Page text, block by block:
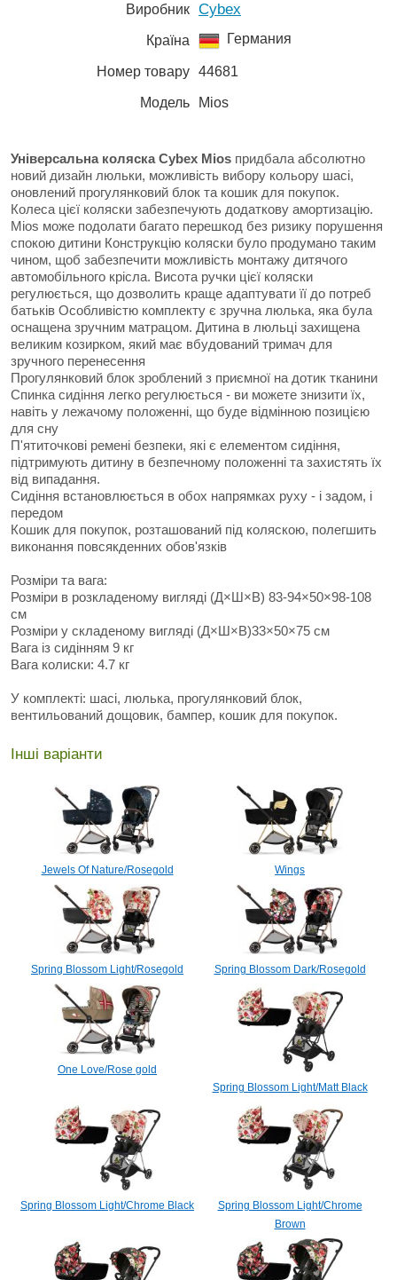
Виробник Cybex
Країна Германия
Номер товару 44681
Модель Mios
Універсальна коляска Cybex Mios придбала абсолютно
новий дизайн люльки, можливість вибору кольору шасі,
оновлений прогулянковий блок та кошик для покупок.
Колеса цієї коляски забезпечують додаткову амортизацію.
Mios може подолати багато перешкод без ризику порушення
спокою дитини Конструкцію коляски було продумано таким
чином, щоб забезпечити можливість монтажу дитячого
автомобільного крісла. Висота ручки цієї коляски
регулюється, що дозволить краще адаптувати її до потреб
батьків Особливістю комплекту є зручна люлька, яка була
оснащена зручним матрацом. Дитина в люльці захищена
великим козирком, який має вбудований тримач для
зручного перенесення
Прогулянковий блок зроблений з приємної на дотик тканини
Спинка сидіння легко регулюється - ви можете знизити їх,
навіть у лежачому положенні, що буде відмінною позицією
для сну
П'ятиточкові ремені безпеки, які є елементом сидіння,
підтримують дитину в безпечному положенні та захистять їх
від випадання.
Сидіння встановлюється в обох напрямках руху - і задом, і
передом
Кошик для покупок, розташований під коляскою, полегшить
виконання повсякденних обов'язків
Розміри та вага:
Розміри в розкладеному вигляді (Д×Ш×В) 83-94×50×98-108
см
Розміри у складеному вигляді (Д×Ш×В)33×50×75 см
Вага із сидінням 9 кг
Вага колиски: 4.7 кг
У комплекті: шасі, люлька, прогулянковий блок,
вентильований дощовик, бампер, кошик для покупок.
Інші варіанти
Jewels Of Nature/Rosegold Wings
Spring Blossom Light/Rosegold Spring Blossom Dark/Rosegold
One Love/Rose gold
Spring Blossom Light/Matt Black
Spring Blossom Light/Chrome Black
Spring Blossom Light/Chrome
Brown